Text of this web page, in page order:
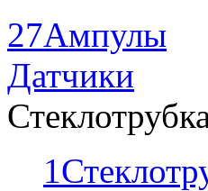
27Ампулы
Датчики
1